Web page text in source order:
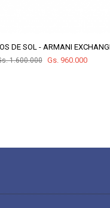
DE SOL - ARMANI
1.600.000 Gs. 960.000